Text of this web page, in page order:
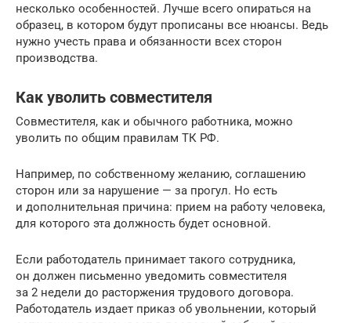
несколько особенностей. Лучше всего опираться на
образец, в котором будут прописаны все нюансы. Ведь
нужно учесть права и обязанности всех сторон
производства.
Как уволить совместителя
Совместителя, как и обычного работника, можно
уволить по общим правилам ТК РФ.
Например, по собственному желанию, соглашению
сторон или за нарушение — за прогул. Но есть
и дополнительная причина: прием на работу человека,
для которого эта должность будет основной.
Если работодатель принимает такого сотрудника,
он должен письменно уведомить совместителя
за 2 недели до расторжения трудового договора.
Работодатель издает приказ об увольнении, который